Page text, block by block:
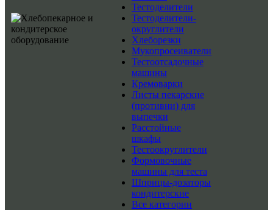
Тестоделители
Тестоделители-
округлители
Хлеборезки
Мукопросеиватели
Тестоотсадочные
машины
Кремоварки
Листы пекарские
(противни) для
выпечки
Расстойные
шкафы
Тестоокруглители
Формовочные
машины для теста
Шприцы-дозаторы
кондитерские
Все категории